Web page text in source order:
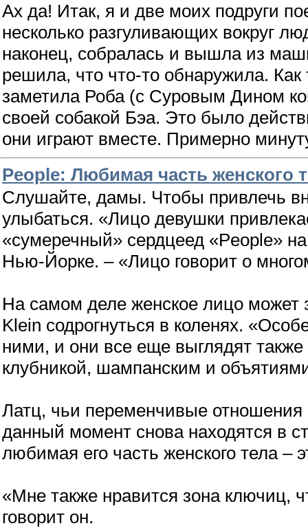
Ах да! Итак, я и две моих подруги
несколько разгуливающих вокруг
наконец, собралась и вышла из
решила, что что-то обнаружила.
заметила Роба (с Суровым Дином
своей собакой Бэа. Это было
они играют вместе. Примерно
People: Любимая часть женского
Слушайте, дамы. Чтобы привлечь
улыбаться. «Лицо девушки
«сумеречный» сердцеед «People»
Нью-Йорке. – «Лицо говорит о
На самом деле женское лицо может
Klein содрогнуться в коленях.
ними, и они все еще выглядят
клубникой, шампанским и
Латц, чьи переменчивые
данный момент снова находятся в
любимая его часть женского тела –
«Мне также нравится зона ключиц,
говорит он.